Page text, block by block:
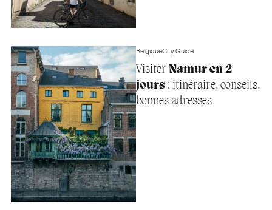
BelgiqueCity Guide
Visiter Namur en 2
jours: itinéraire, conseils,
bonnes adresses